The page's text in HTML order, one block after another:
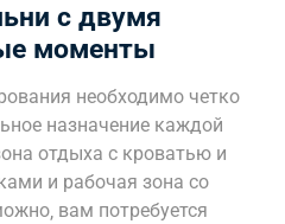
с двумя
моменты
необходимо четко
назначение каждой
отдыха с кроватью и
и рабочая зона со
вам потребуется